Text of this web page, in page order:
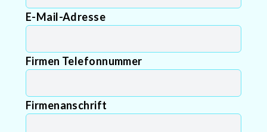
E-Mail-Adresse
Firmen Telefonnummer
Firmenanschrift